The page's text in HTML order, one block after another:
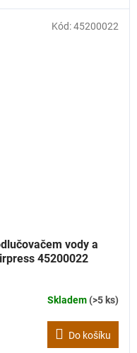
vody a
45200022
Skladem(>5 ks)
Do košíku
Kód:45200022